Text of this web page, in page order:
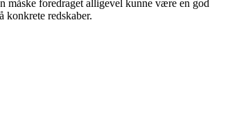
måske foredraget alligevel kunne være en god
redskaber.